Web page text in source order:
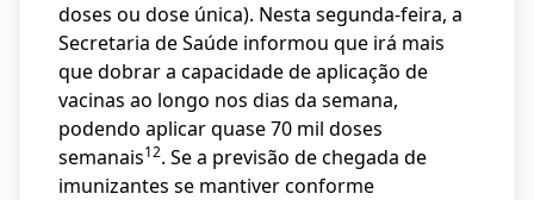
doses ou dose única). Nesta segunda-feira, a
Secretaria de Saúde informou que irá mais
que dobrar a capacidade de aplicação de
vacinas ao longo nos dias da semana,
podendo aplicar quase 70 mil doses
semanais12. Se a previsão de chegada de
imunizantes se mantiver conforme